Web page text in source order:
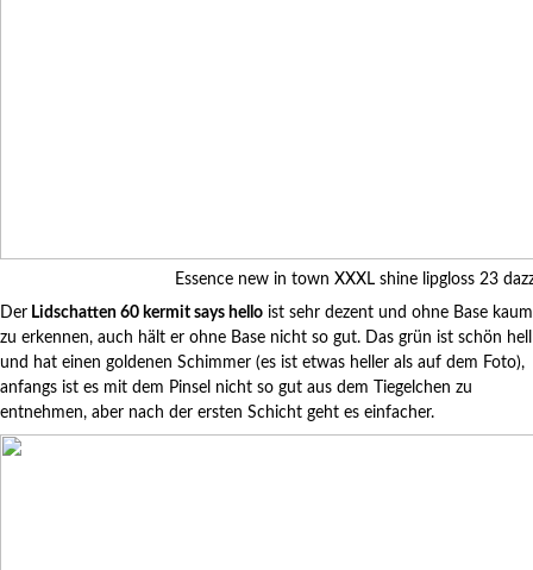
Essence new in town XXXL shine lipgloss 23
Der Lidschatten 60 kermit says hello ist sehr dezent und ohne Base kaum
zu erkennen, auch hält er ohne Base nicht so gut. Das grün ist schön hell
und hat einen goldenen Schimmer (es ist etwas heller als auf dem Foto),
anfangs ist es mit dem Pinsel nicht so gut aus dem Tiegelchen zu
entnehmen, aber nach der ersten Schicht geht es einfacher.